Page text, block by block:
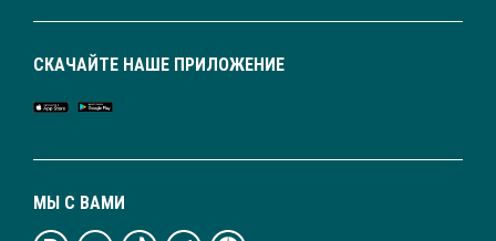
МЫ С ВАМИ
СКАЧАЙТЕ НАШЕ ПРИЛОЖЕНИЕ